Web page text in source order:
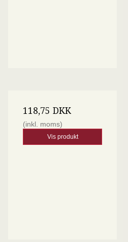
118,75 DKK
(inkl. moms)
Vis produkt